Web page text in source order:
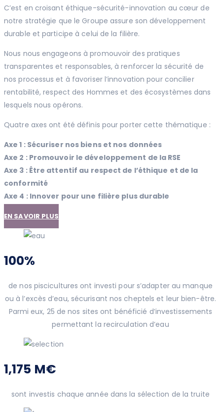
C’est en croisant éthique-sécurité-innovation au cœur de
notre stratégie que le Groupe assure son développement
durable et participe à celui de la filière.
Nous nous engageons à promouvoir des pratiques
transparentes et responsables, à renforcer la sécurité de
nos processus et à favoriser l’innovation pour concilier
rentabilité, respect des Hommes et des écosystèmes dans
lesquels nous opérons.
Quatre axes ont été définis pour porter cette thématique :
Axe 1 : Sécuriser nos biens et nos données
Axe 2 : Promouvoir le développement de la RSE
Axe 3 : Être attentif au respect de l’éthique et de la
conformité
Axe 4 : Innover pour une filière plus durable
EN SAVOIR PLUS
100%
de nos piscicultures ont investi pour s’adapter au manque
ou à l’excès d’eau, sécurisant nos cheptels et leur bien-être.
Parmi eux, 25 de nos sites ont bénéficié d’investissements
permettant la recirculation d’eau
1,175 M€
sont investis chaque année dans la sélection de la truite